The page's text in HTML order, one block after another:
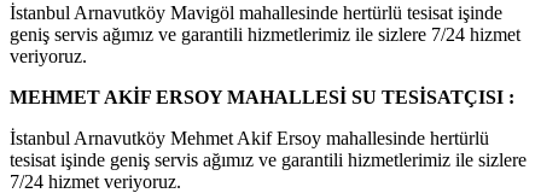
İstanbul Arnavutköy Mavigöl mahallesinde hertürlü tesisat işinde
geniş servis ağımız ve garantili hizmetlerimiz ile sizlere 7/24 hizmet
veriyoruz.
MEHMET AKİF ERSOY MAHALLESİ SU TESİSATÇISI :
İstanbul Arnavutköy Mehmet Akif Ersoy mahallesinde hertürlü
tesisat işinde geniş servis ağımız ve garantili hizmetlerimiz ile sizlere
7/24 hizmet veriyoruz.